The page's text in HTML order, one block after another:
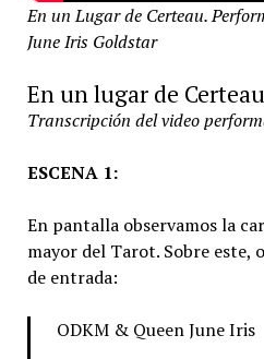
En un Lugar de Certeau.
June Iris Goldstar
En un lugar de Certeau
Transcripción del video
ESCENA 1:
En pantalla observamos la
mayor del Tarot. Sobre este,
de entrada:
ODKM & Queen June Iris